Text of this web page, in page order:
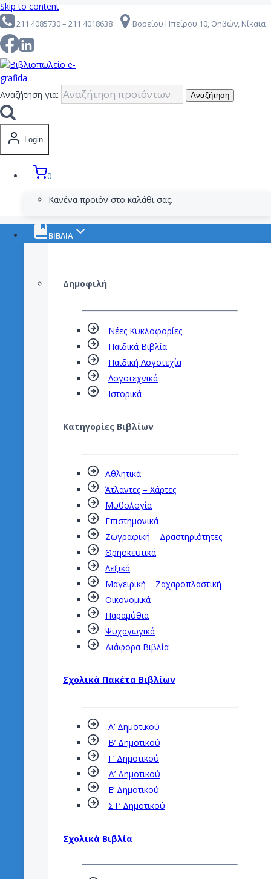
Skip to content
211 4085730 – 211 4018638 Βορείου Ηπείρου 10, Θηβών, Νίκαια
Αναζήτηση για: Αναζήτηση
Login
0
Κανένα προϊόν στο καλάθι σας.
ΒΙΒΛΙΑ
Δημοφιλή
Νέες Κυκλοφορίες
Παιδικά Βιβλία
Παιδική Λογοτεχία
Λογοτεχνικά
Ιστορικά
Κατηγορίες Βιβλίων
Αθλητικά
Άτλαντες – Χάρτες
Μυθολογία
Επιστημονικά
Ζωγραφική – Δραστηριότητες
Θρησκευτικά
Λεξικά
Μαγειρική – Ζαχαροπλαστική
Οικονομικά
Παραμύθια
Ψυχαγωγικά
Διάφορα Βιβλία
Σχολικά Πακέτα Βιβλίων
Α’ Δημοτικού
Β’ Δημοτικού
Γ’ Δημοτικού
Δ’ Δημοτικού
Ε’ Δημοτικού
ΣΤ’ Δημοτικού
Σχολικά Βιβλία